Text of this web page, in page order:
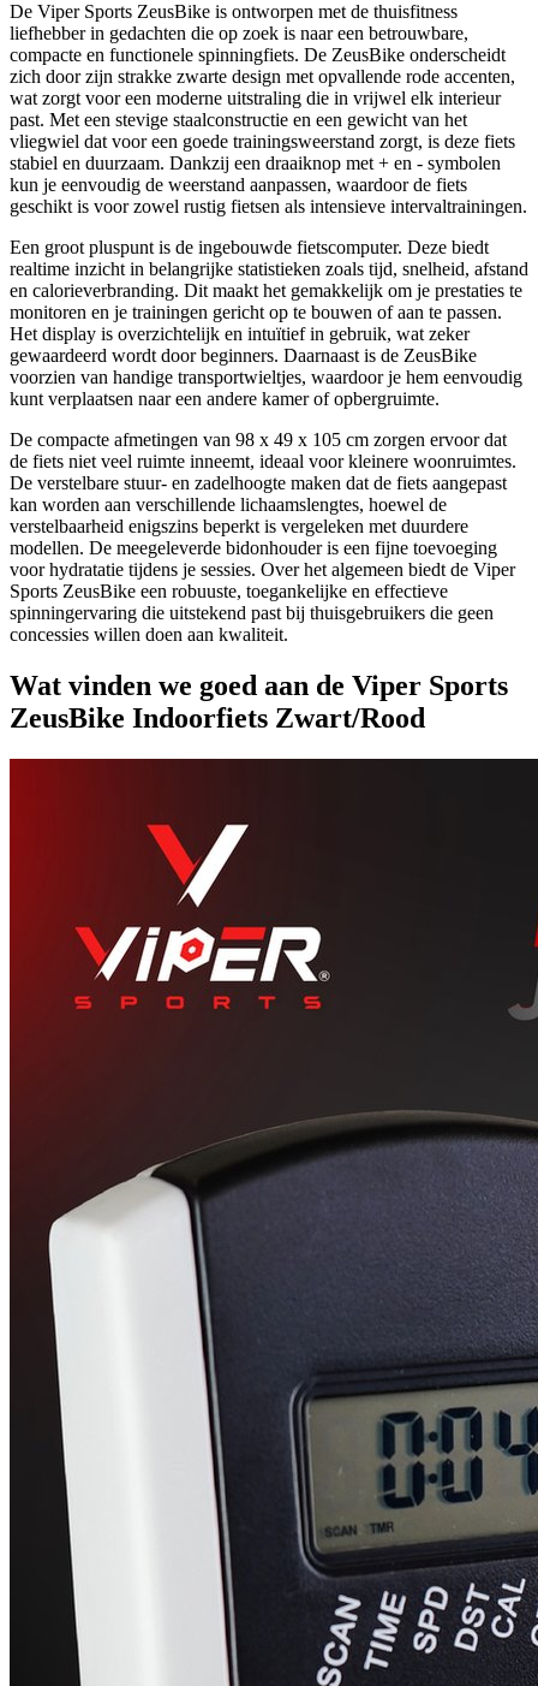
De Viper Sports ZeusBike is ontworpen met de thuisfitness
liefhebber in gedachten die op zoek is naar een betrouwbare,
compacte en functionele spinningfiets. De ZeusBike onderscheidt
zich door zijn strakke zwarte design met opvallende rode accenten,
wat zorgt voor een moderne uitstraling die in vrijwel elk interieur
past. Met een stevige staalconstructie en een gewicht van het
vliegwiel dat voor een goede trainingsweerstand zorgt, is deze fiets
stabiel en duurzaam. Dankzij een draaiknop met + en - symbolen
kun je eenvoudig de weerstand aanpassen, waardoor de fiets
geschikt is voor zowel rustig fietsen als intensieve intervaltrainingen.
Een groot pluspunt is de ingebouwde fietscomputer. Deze biedt
realtime inzicht in belangrijke statistieken zoals tijd, snelheid, afstand
en calorieverbranding. Dit maakt het gemakkelijk om je prestaties te
monitoren en je trainingen gericht op te bouwen of aan te passen.
Het display is overzichtelijk en intuïtief in gebruik, wat zeker
gewaardeerd wordt door beginners. Daarnaast is de ZeusBike
voorzien van handige transportwieltjes, waardoor je hem eenvoudig
kunt verplaatsen naar een andere kamer of opbergruimte.
De compacte afmetingen van 98 x 49 x 105 cm zorgen ervoor dat
de fiets niet veel ruimte inneemt, ideaal voor kleinere woonruimtes.
De verstelbare stuur- en zadelhoogte maken dat de fiets aangepast
kan worden aan verschillende lichaamslengtes, hoewel de
verstelbaarheid enigszins beperkt is vergeleken met duurdere
modellen. De meegeleverde bidonhouder is een fijne toevoeging
voor hydratatie tijdens je sessies. Over het algemeen biedt de Viper
Sports ZeusBike een robuuste, toegankelijke en effectieve
spinningervaring die uitstekend past bij thuisgebruikers die geen
concessies willen doen aan kwaliteit.
Wat vinden we goed aan de Viper Sports
ZeusBike Indoorfiets Zwart/Rood